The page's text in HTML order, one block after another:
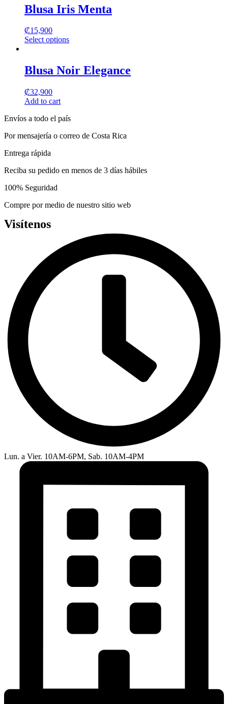
has
multiple
The
options
chosen
on
the
product
page
Blusa Iris Menta
₡15,900
Select options
has
multiple
The
options
be
chosen
on
the
product
page
Blusa Noir Elegance
₡32,900
Add to cart
Envíos a todo el país
Por mensajería o correo de Costa Rica
Entrega rápida
Reciba su pedido en menos de 3 días hábiles
100% Seguridad
Compre por medio de nuestro sitio web
Visítenos
Lun. a Vier. 10AM-6PM, Sab. 10AM-4PM